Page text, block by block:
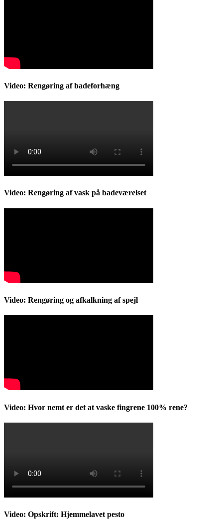
Video: Rengøring af badeforhæng
Video: Rengøring af vask på badeværelset
Video: Rengøring og afkalkning af spejl
Video: Hvor nemt er det at vaske fingrene 100% rene?
Video: Opskrift: Hjemmelavet pesto